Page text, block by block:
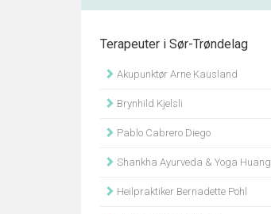
Terapeuter i Sør-Trøndelag
Akupunktør Arne Kausland
Brynhild Kjelsli
Pablo Cabrero Diego
Shankha Ayurveda & Yoga Huang
Heilpraktiker Bernadette Pohl